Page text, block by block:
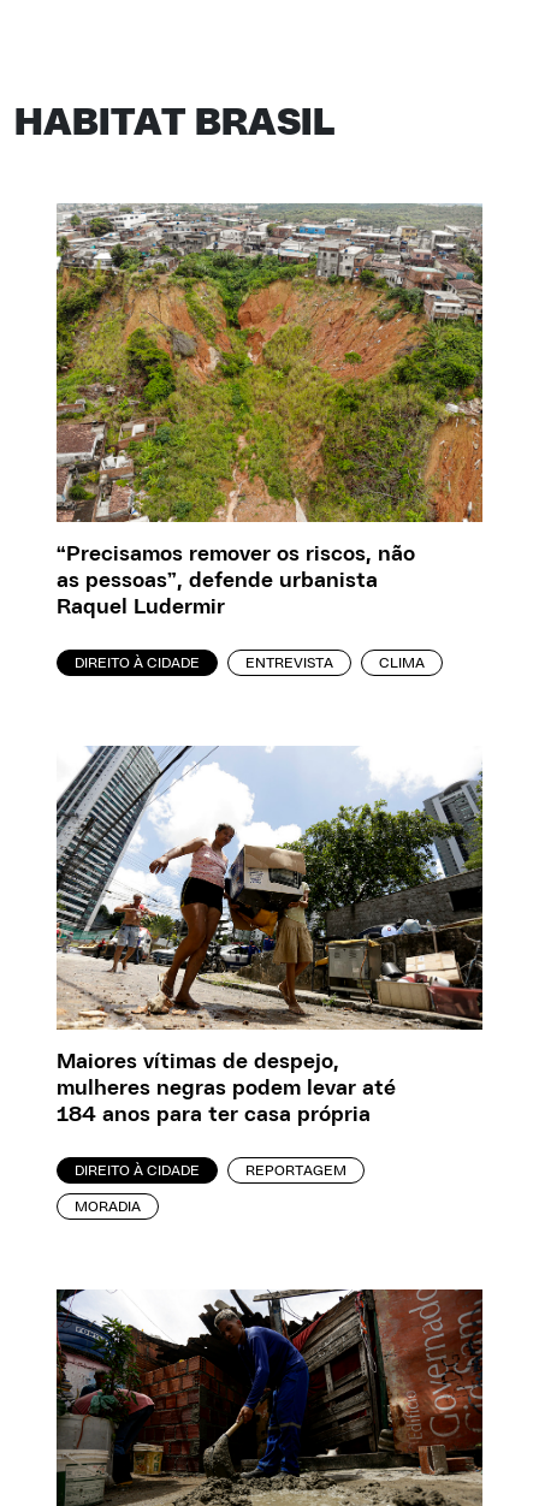
HABITAT BRASIL
“Precisamos remover os riscos, não
as pessoas”, defende urbanista
Raquel Ludermir
DIREITO À CIDADE ENTREVISTA CLIMA
Maiores vítimas de despejo,
mulheres negras podem levar até
184 anos para ter casa própria
DIREITO À CIDADE REPORTAGEM
MORADIA